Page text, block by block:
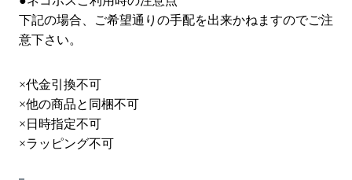
下記の場合、ご希望通りの手配を出来かねますのでご注
意下さい。
×代金引換不可
×他の商品と同梱不可
×日時指定不可
×ラッピング不可